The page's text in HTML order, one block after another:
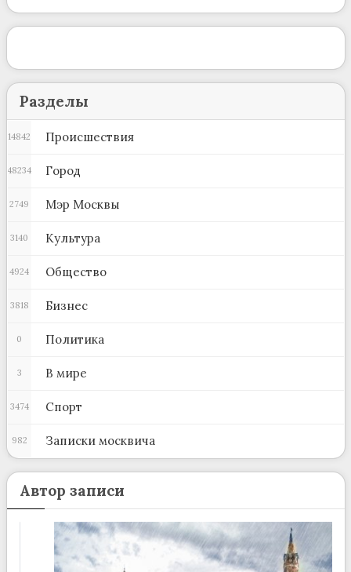
Разделы
Происшествия
14842
Город
48234
Мэр Москвы
2749
Культура
3140
Общество
4924
Бизнес
3818
Политика
0
В мире
3
Спорт
3474
Записки москвича
982
Автор записи